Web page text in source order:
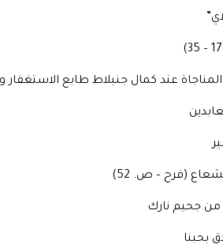
عند كمال جنبلاط طابع
(فرح – ص. 52)
من جحيم نارك
بحبنا